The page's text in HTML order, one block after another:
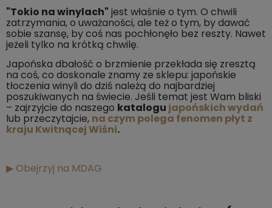
"Tokio na winylach" jest właśnie o tym. O chwili
zatrzymania, o uważaności, ale też o tym, by dawać
sobie szansę, by coś nas pochłonęło bez reszty. Nawet
jeżeli tylko na krótką chwilę.
Japońska dbałość o brzmienie przekłada się zresztą
na coś, co doskonale znamy ze sklepu: japońskie
tłoczenia winyli do dziś należą do najbardziej
poszukiwanych na świecie. Jeśli temat jest Wam bliski
– zajrzyjcie do naszego katalogu japońskich wydań
lub przeczytajcie, na czym polega fenomen płyt z
kraju Kwitnącej Wiśni.
▶ Obejrzyj na MDAG